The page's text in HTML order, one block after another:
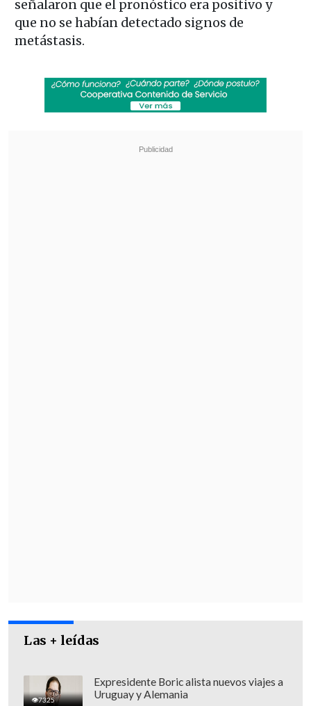
señalaron que el pronóstico era positivo y
que no se habían detectado signos de
metástasis.
Las + leídas
7325
Expresidente Boric alista nuevos viajes a
Uruguay y Alemania